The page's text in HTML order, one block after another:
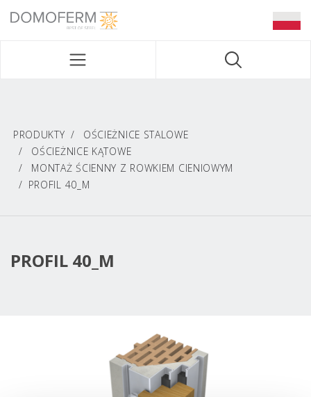
DOMOFERM NAVIGATION
PRODUKTY
OŚCIEŻNICE STALOWE
OŚCIEŻNICE KĄTOWE
MONTAŻ ŚCIENNY Z ROWKIEM CIENIOWYM
PROFIL 40_M
PROFIL 40_M